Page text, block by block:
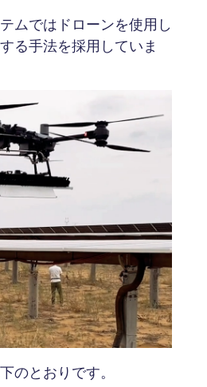
ムではドローンを使用し
る手法を採用していま
のとおりです。